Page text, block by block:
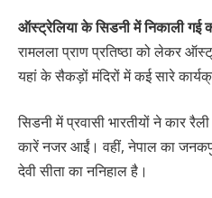
ऑस्ट्रेलिया के सिडनी में निकाली गई
रामलला प्राण प्रतिष्ठा को लेकर
यहां के सैकड़ों मंदिरों में कई सारे
सिडनी में प्रवासी भारतीयों ने कार
कारें नजर आईं। वहीं, नेपाल का
देवी सीता का ननिहाल है।